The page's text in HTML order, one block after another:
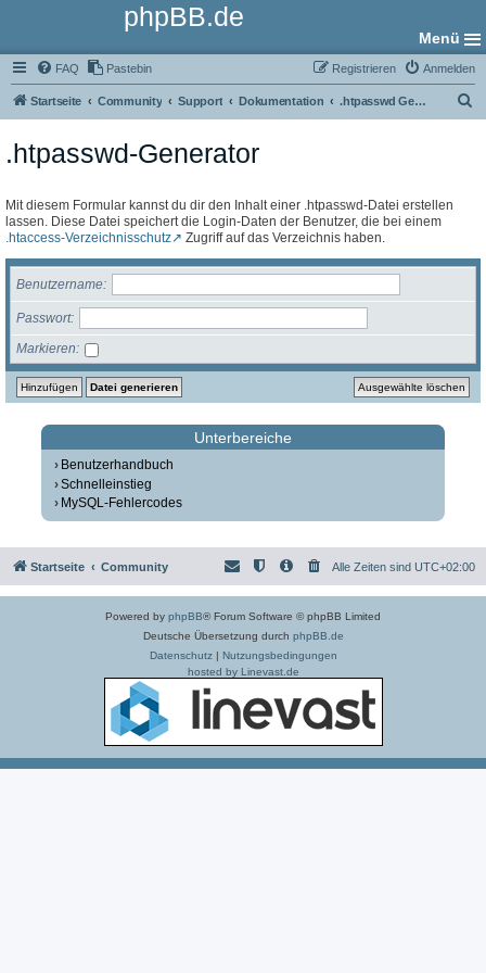
phpBB.de
Menü
FAQ Pastebin Anmelden
Registrieren
Startseite Community Support Dokumentation .htpasswd Generator
.htpasswd-Generator
Mit diesem Formular kannst du dir den Inhalt einer .htpasswd-Datei erstellen
lassen. Diese Datei speichert die Login-Daten der Benutzer, die bei einem
.htaccess-Verzeichnisschutz
Zugriff auf das Verzeichnis haben.
Benutzername
Passwort
Markieren
Unterbereiche
Benutzerhandbuch
Schnelleinstieg
MySQL-Fehlercodes
Startseite Community Alle Zeiten sind UTC+02:00
Powered by phpBB® Forum Software © phpBB Limited
Deutsche Übersetzung durch phpBB.de
Datenschutz|
Nutzungsbedingungen
hosted by Linevast.de